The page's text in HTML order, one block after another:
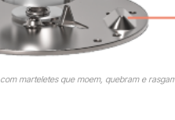
marteletes que moem, quebram e